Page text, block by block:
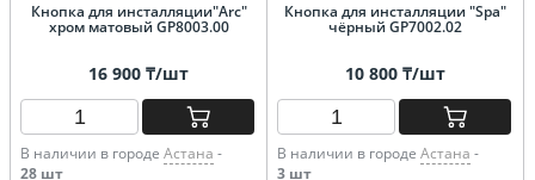
Кнопка для инсталляции"Arc"
хром матовый GP8003.00
16 900 ₸/шт
В наличии в городе Астана -
28 шт
Кнопка для инсталляции "Spa"
чёрный GP7002.02
10 800 ₸/шт
В наличии в городе Астана -
3 шт